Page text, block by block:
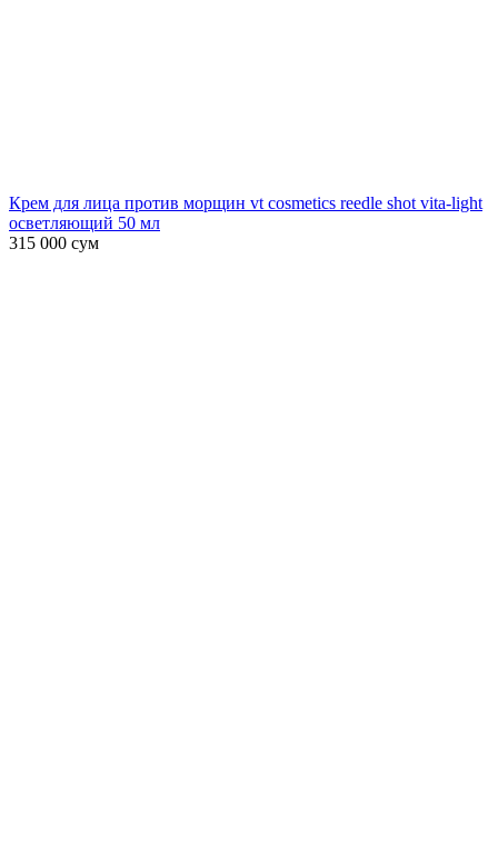
Крем для лица против морщин vt cosmetics reedle shot vita-light
осветляющий 50 мл
315 000 сум